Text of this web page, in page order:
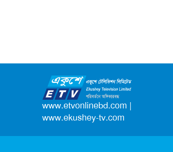
www.etvonlinebd.com |
www.ekushey-tv.com